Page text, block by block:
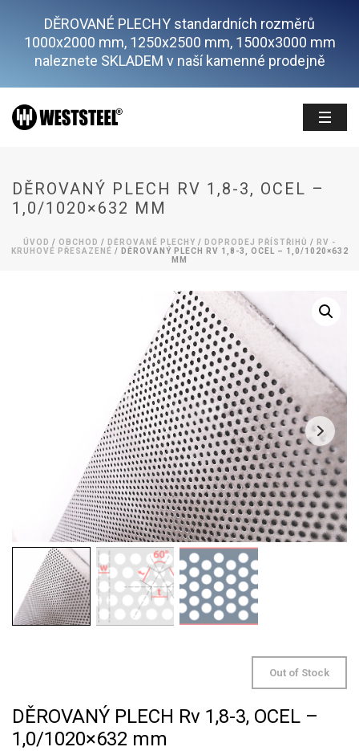
DĚROVANÉ PLECHY standardních rozměrů
1000x2000 mm, 1250x2500 mm, 1500x3000 mm
naleznete SKLADEM v naší kamenné prodejně
DĚROVANÝ PLECH RV 1,8-3, OCEL –
1,0/1020×632 MM
ÚVOD / OBCHOD / DĚROVANÉ PLECHY / DOPRODEJ PŘÍSTŘIHŮ / RV -
KRUHOVÉ PŘESAZENÉ / DĚROVANÝ PLECH RV 1,8-3, OCEL – 1,0/1020×632
MM
Out of Stock
DĚROVANÝ PLECH Rv 1,8-3, OCEL –
1,0/1020×632 mm